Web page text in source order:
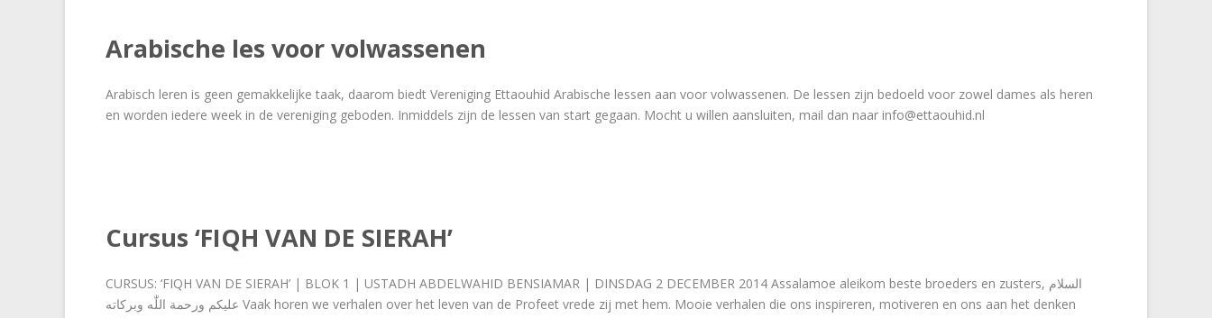
Arabische les voor volwassenen
Arabisch leren is geen gemakkelijke taak, daarom biedt Vereniging Ettaouhid Arabische lessen aan voor volwassenen. De lessen zijn bedoeld voor zowel dames als heren
en worden iedere week in de vereniging geboden. Inmiddels zijn de lessen van start gegaan. Mocht u willen aansluiten, mail dan naar info@ettaouhid.nl
Cursus ‘FIQH VAN DE SIERAH’
CURSUS: ‘FIQH VAN DE SIERAH’ | BLOK 1 | USTADH ABDELWAHID BENSIAMAR | DINSDAG 2 DECEMBER 2014 Assalamoe aleikom beste broeders en zusters, السلام
عليكم ورحمة اللّٰه وبركاته Vaak horen we verhalen over het leven van de Profeet vrede zij met hem. Mooie verhalen die ons inspireren, motiveren en ons aan het denken